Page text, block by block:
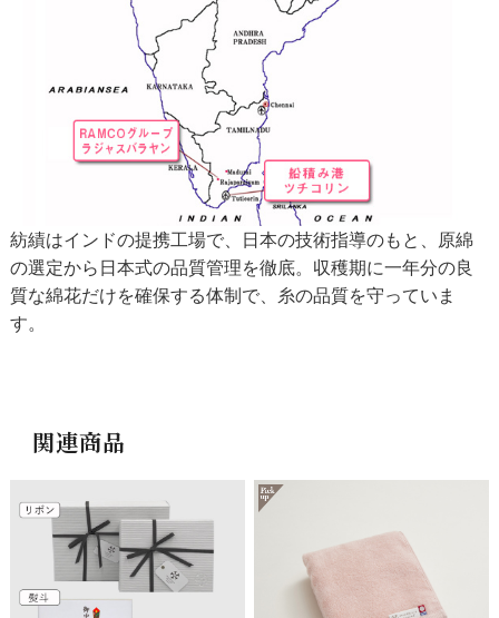
紡績はインドの提携工場で、日本の技術指導のもと、原綿
の選定から日本式の品質管理を徹底。収穫期に一年分の良
質な綿花だけを確保する体制で、糸の品質を守っていま
す。
関連商品